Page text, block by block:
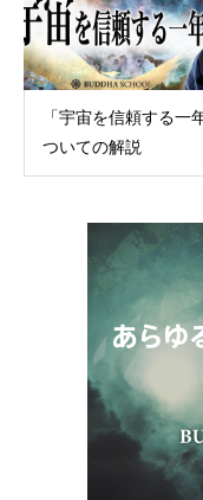
「宇宙を信頼する一
ついての解説